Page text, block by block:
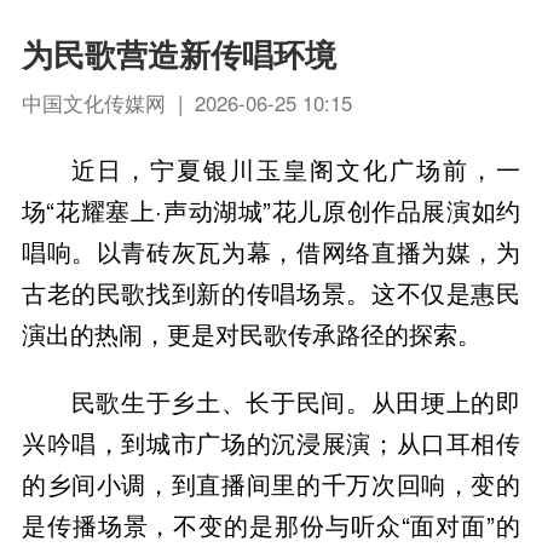
为民歌营造新传唱环境
中国文化传媒网 | 2026-06-25 10:15
近日，宁夏银川玉皇阁文化广场前，一
场“花耀塞上·声动湖城”花儿原创作品展演如约
唱响。以青砖灰瓦为幕，借网络直播为媒，为
古老的民歌找到新的传唱场景。这不仅是惠民
演出的热闹，更是对民歌传承路径的探索。
民歌生于乡土、长于民间。从田埂上的即
兴吟唱，到城市广场的沉浸展演；从口耳相传
的乡间小调，到直播间里的千万次回响，变的
是传播场景，不变的是那份与听众“面对面”的